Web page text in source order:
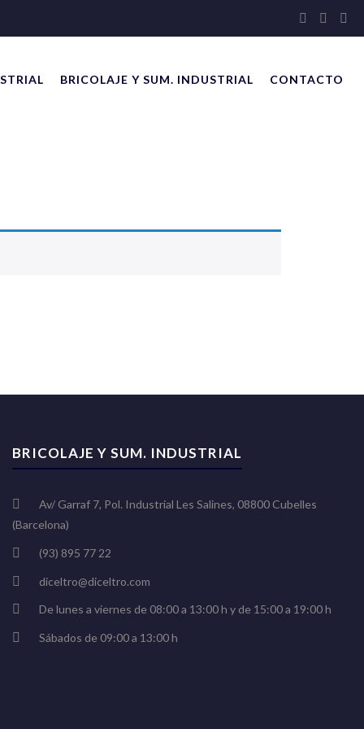
BRICOLAJE Y SUM. INDUSTRIAL CONTACTO
BRICOLAJE Y SUM. INDUSTRIAL
Av/ Garraf 7, Pol. Industrial Les Salines, 08800 Cubelles
(Barcelona)
(93) 895 77 22
diceltro@diceltro.com
De lunes a viernes de 08:00 a 13:00 h y de 15:00 a 19:00 h
Sábados de 09:00 a 13:00 h